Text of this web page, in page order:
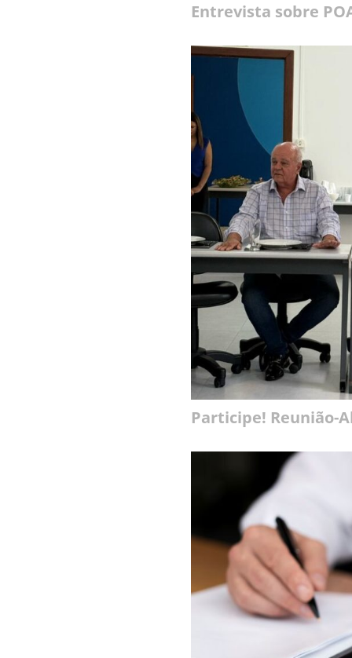
Entrevista sobre
Participe! Reunião-